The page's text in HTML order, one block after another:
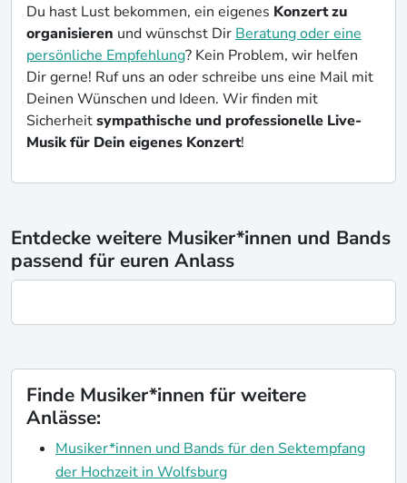
Du hast Lust bekommen, ein eigenes Konzert zu
organisieren und wünschst Dir Beratung oder eine
persönliche Empfehlung? Kein Problem, wir helfen
Dir gerne! Ruf uns an oder schreibe uns eine Mail mit
Deinen Wünschen und Ideen. Wir finden mit
Sicherheitsympathische und professionelle Live-
Musik für Dein eigenes Konzert!
Entdecke weitere Musiker*innen und Bands
passend für euren Anlass
Finde Musiker*innen für weitere
Anlässe:
Musiker*innen und Bands für den Sektempfang
der Hochzeit in Wolfsburg